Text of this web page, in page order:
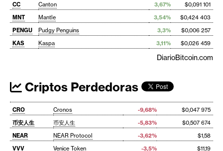
CC
Canton 3,67%
$0,091 101
MNT
Mantle 3,54%
$0,424 403
PENGU
Pudgy Penguins 3,3%
$0,006 257
KAS
Kaspa 3,11% $0,026 459
DiarioBitcoin.com
Criptos Perdedoras
CRO Cronos -9,68%
$0,047 975
币安人生
币安人生 -5,83%
$0,507 674
NEAR
NEAR Protocol -3,62%
$1,58
VVV
Venice Token -3,5%
$11,19